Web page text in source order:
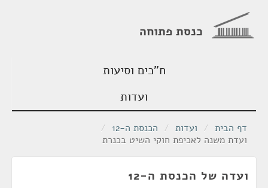
כנסת פתוחה
ח"כים וסיעות
ועדות
דף הבית / ועדות / הכנסת ה-12
/
ועדת משנה לאכיפת חוקי השיט בכנרת
ועדה של הכנסת ה-12